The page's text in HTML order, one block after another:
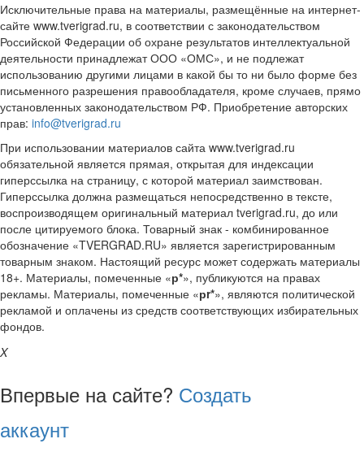
Исключительные права на материалы, размещённые на интернет-
сайте www.tverigrad.ru, в соответствии с законодательством
Российской Федерации об охране результатов интеллектуальной
деятельности принадлежат ООО «ОМС», и не подлежат
использованию другими лицами в какой бы то ни было форме без
письменного разрешения правообладателя, кроме случаев, прямо
установленных законодательством РФ. Приобретение авторских
прав: info@tverigrad.ru
При использовании материалов сайта www.tverigrad.ru
обязательной является прямая, открытая для индексации
гиперссылка на страницу, с которой материал заимствован.
Гиперссылка должна размещаться непосредственно в тексте,
воспроизводящем оригинальный материал tverigrad.ru, до или
после цитируемого блока. Товарный знак - комбинированное
обозначение «TVERGRAD.RU» является зарегистрированным
товарным знаком. Настоящий ресурс может содержать материалы
18+. Материалы, помеченные «р*», публикуются на правах
рекламы. Материалы, помеченные «рr*», являются политической
рекламой и оплачены из средств соответствующих избирательных
фондов.
X
Впервые на сайте? Создать
аккаунт